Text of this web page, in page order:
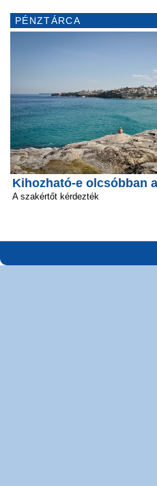
PÉNZTÁRCA
Kihozható-e olcsóbban
A szakértőt kérdezték